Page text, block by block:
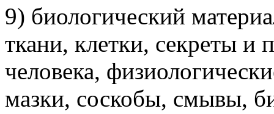
9) биологический
ткани, клетки, секреты и
человека,
мазки, соскобы, смывы,